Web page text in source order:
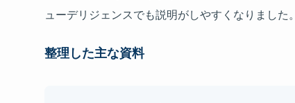
ューデリジェンスでも説明がしやすくなりました。
整理した主な資料